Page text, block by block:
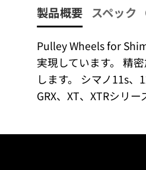
製品概要 スペック
Pulley Wheels for
実現しています。 精
します。 シマノ11s
GRX、XT、XTRシリ